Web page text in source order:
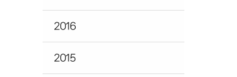
2016
2015